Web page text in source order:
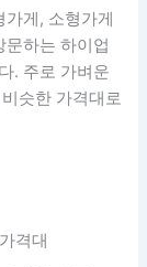
가게, 소형가게
하는 하이업
. 주로 가벼운
슷한 가격대로
격대